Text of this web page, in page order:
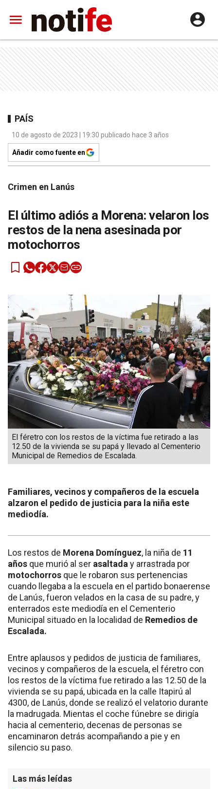
PAÍS
10 de agosto de 2023 | 19:30 publicado hace 3 años
Añadir como fuente en
Crimen en Lanús
El último adiós a Morena: velaron los
restos de la nena asesinada por
motochorros
El féretro con los restos de la víctima fue retirado a las
12.50 de la vivienda se su papá y llevado al Cementerio
Municipal de Remedios de Escalada.
Familiares, vecinos y compañeros de la escuela
alzaron el pedido de justicia para la niña este
mediodía.
Los restos de Morena Domínguez, la niña de 11
años que murió al ser asaltaday arrastrada por
motochorros que le robaron sus pertenencias
cuando llegaba a la escuela en el partido bonaerense
de Lanús, fueron velados en la casa de su padre, y
enterrados este mediodía en el Cementerio
Municipal situado en la localidad de Remedios de
Escalada.
Entre aplausos y pedidos de justicia de familiares,
vecinos y compañeros de la escuela, el féretro con
los restos de la víctima fue retirado a las 12.50 de la
vivienda se su papá, ubicada en la calle Itapirú al
4300, de Lanús, donde se realizó el velatorio durante
la madrugada. Mientas el coche fúnebre se dirigía
hacia al cementerio, decenas de personas se
encaminaron detrás acompañando a pie y en
silencio su paso.
Las más leídas